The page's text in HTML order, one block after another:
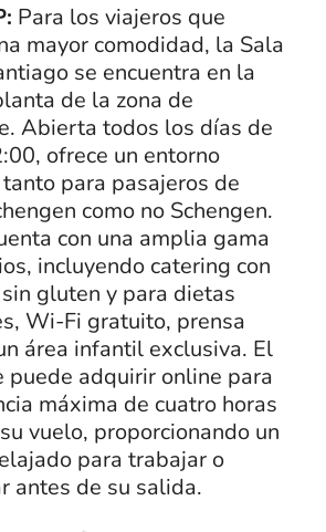
Para los viajeros que
mayor comodidad, la Sala
se encuentra en la
de la zona de
Abierta todos los días de
ofrece un entorno
para pasajeros de
como no Schengen.
con una amplia gama
incluyendo catering con
gluten y para dietas
Wi-Fi gratuito, prensa
área infantil exclusiva. El
puede adquirir online para
máxima de cuatro horas
vuelo, proporcionando un
para trabajar o
antes de su salida.